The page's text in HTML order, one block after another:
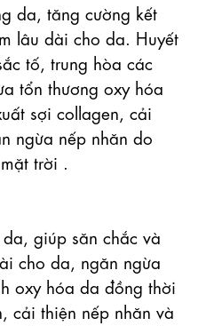
da, tăng cường kết
lâu dài cho da. Huyết
tố, trung hòa các
tổn thương oxy hóa
sợi collagen, cải
ngừa nếp nhăn do
trời .
giúp săn chắc và
cho da, ngăn ngừa
oxy hóa da đồng thời
cải thiện nếp nhăn và